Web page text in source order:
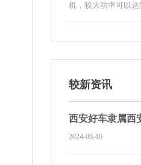
机，较大功率可以达
西安好车隶属西
2024-09-16
较新资讯